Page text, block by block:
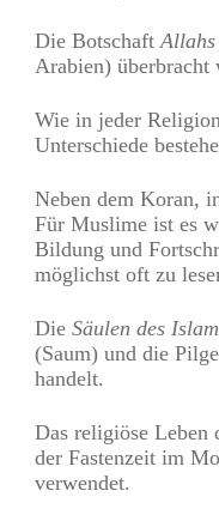
Die BotschaftAllahs
Arabien) überbracht
Wie in jeder
Unterschiede
Neben dem Koran,
Für Muslime ist es
Bildung und
möglichst oft zu
Die Säulen des Islam
(Saum) und die
handelt.
Das religiöse Leben
der Fastenzeit im
verwendet.